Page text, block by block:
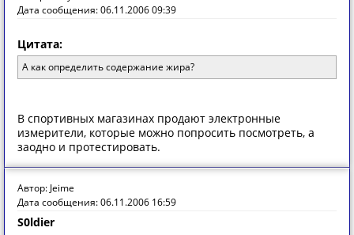
Дата сообщения: 06.11.2006 09:39
Цитата:
А как определить содержание жира?
В спортивных магазинах продают электронные
измерители, которые можно попросить посмотреть, а
заодно и протестировать.
Автор: Jeime
Дата сообщения: 06.11.2006 16:59
S0ldier